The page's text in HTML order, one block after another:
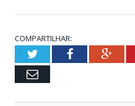
COMPARTILHAR:
TwitterFacebook
Email